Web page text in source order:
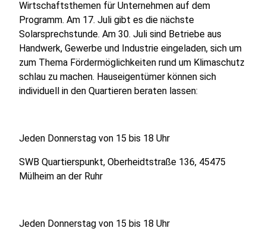
Wirtschaftsthemen für Unternehmen auf dem
Programm. Am 17. Juli gibt es die nächste
Solarsprechstunde. Am 30. Juli sind Betriebe aus
Handwerk, Gewerbe und Industrie eingeladen, sich um
zum Thema Fördermöglichkeiten rund um Klimaschutz
schlau zu machen. Hauseigentümer können sich
individuell in den Quartieren beraten lassen:
Jeden Donnerstag von 15 bis 18 Uhr
SWB Quartierspunkt, Oberheidtstraße 136, 45475
Mülheim an der Ruhr
Jeden Donnerstag von 15 bis 18 Uhr